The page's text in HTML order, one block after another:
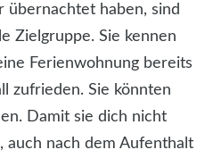
übernachtet haben, sind
Zielgruppe. Sie kennen
Ferienwohnung bereits
zufrieden. Sie könnten
Damit sie dich nicht
auch nach dem Aufenthalt